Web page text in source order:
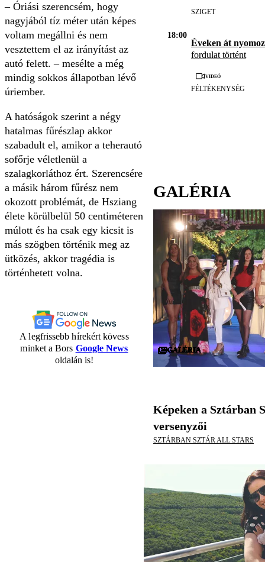
– Óriási szerencsém, hogy
nagyjából tíz méter után képes
voltam megállni és nem
vesztettem el az irányítást az
autó felett. – mesélte a még
mindig sokkos állapotban lévő
úriember.
A hatóságok szerint a négy
hatalmas fűrészlap akkor
szabadult el, amikor a teherautó
sofőrje véletlenül a
szalagkorláthoz ért. Szerencsére
a másik három fűrész nem
okozott problémát, de Hsziang
élete körülbelül 50 centiméteren
múlott és ha csak egy kicsit is
más szögben történik meg az
ütközés, akkor tragédia is
történhetett volna.
A legfrissebb hírekért kövess
minket a Bors Google News
oldalán is!
SZIGET
18:00
Éveken át
fordulat történt
Videó
FÉLTÉKENYSÉG
GALÉRIA
GALÉRIA
GALÉRIA
GALÉRIA
GALÉRIA
GALÉRIA
GALÉRIA
GALÉRIA
GALÉRIA
GALÉRIA
GALÉRIA
GALÉRIA
GALÉRIA
GALÉRIA
GALÉRIA
GALÉRIA
GALÉRIA
GALÉRIA
GALÉRIA
GALÉRIA
GALÉRIA
GALÉRIA
GALÉRIA
GALÉRIA
GALÉRIA
GALÉRIA
GALÉRIA
GALÉRIA
GALÉRIA
GALÉRIA
GALÉRIA
Képeken a Sztárban
versenyzői
SZTÁRBAN SZTÁR ALL STARS